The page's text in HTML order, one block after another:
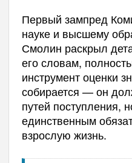
Первый зампред
науке и высшему
Смолин раскрыл
его словам,
инструмент оценки
собирается — он
путей поступления,
единственным
взрослую жизнь.